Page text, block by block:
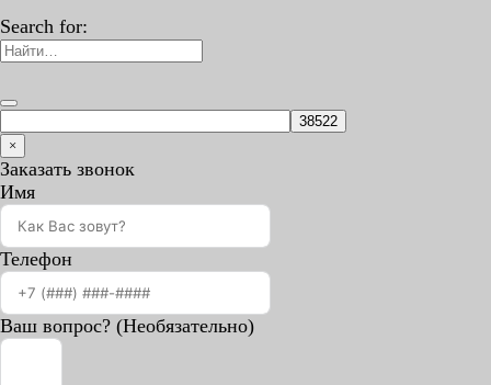
Search for:
×
Заказать звонок
Имя
Телефон
Ваш вопрос? (Необязательно)